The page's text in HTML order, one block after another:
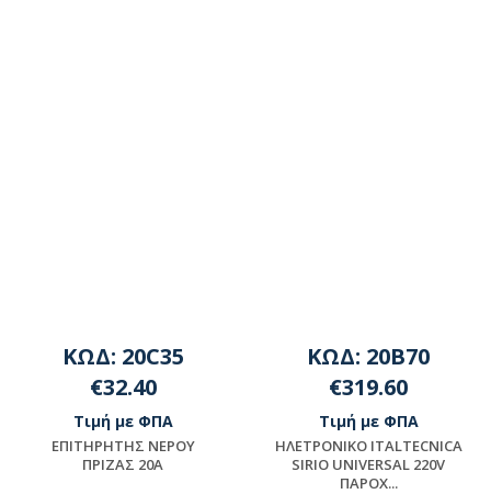
ΚΩΔ: 20C35
€32.40
Τιμή με ΦΠΑ
EΠITHPHTHΣ NEPOY
ΠPIZAΣ 20A
ΚΩΔ: 20B70
€319.60
Τιμή με ΦΠΑ
HΛETPONIKO ITALTECNICA
SIRIO UNIVERSAL 220V
ΠΑΡΟΧ...